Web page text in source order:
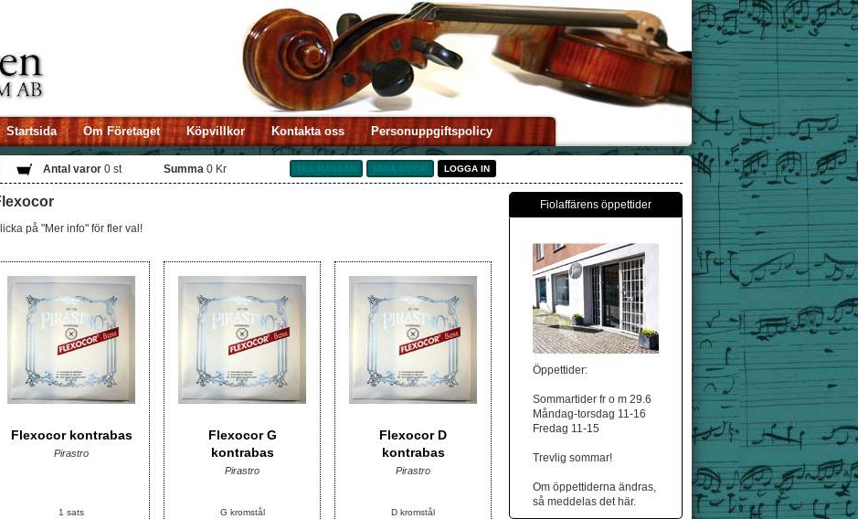
Startsida Om Företaget Köpvillkor Kontakta oss Personuppgiftspolicy
Antal varor 0 st Summa 0 Kr TILL KASSAN LOGGA IN
på "Mer info" för fler val!
Flexocor kontrabas
Pirastro
1 sats
Flexocor G
kontrabas
Pirastro
G kromstål
Flexocor D
kontrabas
Pirastro
D kromstål
Fiolaffärens öppettider
Öppettider:
Sommartider fr o m 29.6
Måndag-torsdag 11-16
Fredag 11-15
Trevlig sommar!
Om öppettiderna ändras,
så meddelas det här.